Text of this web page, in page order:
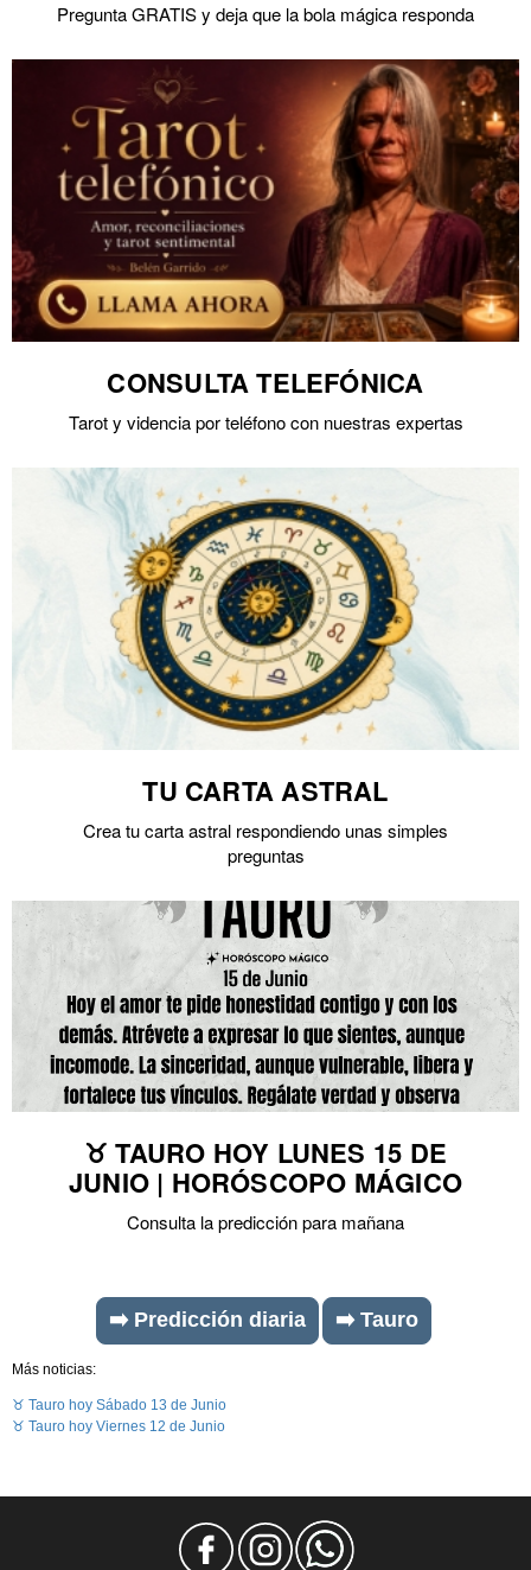
Pregunta GRATIS y deja que la bola mágica responda
CONSULTA TELEFÓNICA
Tarot y videncia por teléfono con nuestras expertas
TU CARTA ASTRAL
Crea tu carta astral respondiendo unas simples
preguntas
♉ TAURO HOY LUNES 15 DE
JUNIO | HORÓSCOPO MÁGICO
Consulta la predicción para mañana
➡️ Predicción diaria ➡️ Tauro
Más noticias:
♉ Tauro hoy Sábado 13 de Junio
♉ Tauro hoy Viernes 12 de Junio